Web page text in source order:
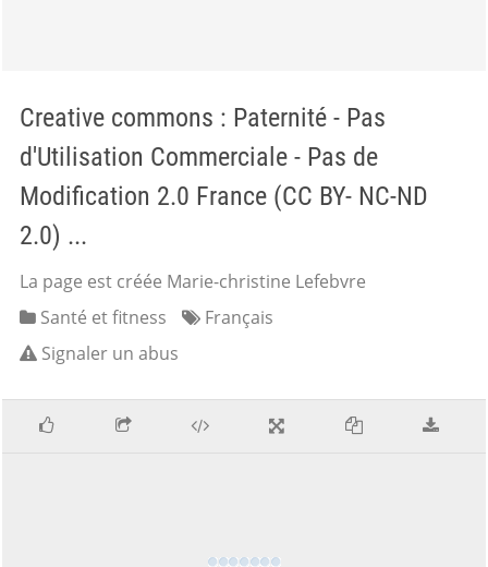
Creative commons : Paternité - Pas
d'Utilisation Commerciale - Pas de
Modification 2.0 France (CC BY- NC-ND
2.0) ...
La page est créée Marie-christine Lefebvre
Santé et fitness
Français
Signaler un abus